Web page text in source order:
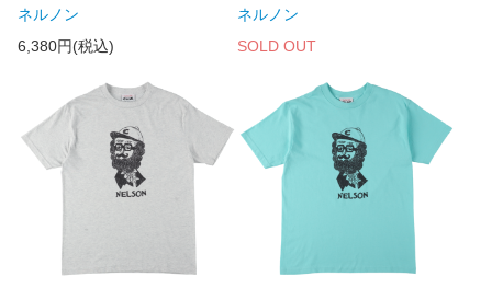
ネルノン
6,380円(税込)
ネルノン
SOLD OUT